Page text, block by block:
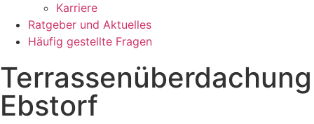
Karriere
Ratgeber und Aktuelles
Häufig gestellte Fragen
Terrassenüberdachung
Ebstorf